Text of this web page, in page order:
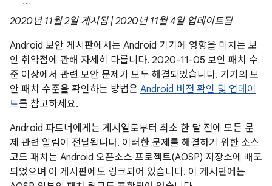
2020년 11월 2일 게시됨 | 2020년 11월 4일 업데이트됨
Android 보안 게시판에서는 Android 기기에 영향을 미치는 보
안 취약점에 관해 자세히 다룹니다. 2020-11-05 보안 패치 수
준 이상에서 관련 보안 문제가 모두 해결되었습니다. 기기의 보
안 패치 수준을 확인하는 방법은 Android 버전 확인 및 업데이
트를 참고하세요.
Android 파트너에게는 게시일로부터 최소 한 달 전에 모든 문
제 관련 알림이 전달됩니다. 이러한 문제를 해결하기 위한 소스
코드 패치는 Android 오픈소스 프로젝트(AOSP) 저장소에 배포
되었으며 이 게시판에도 링크되어 있습니다. 이 게시판에는